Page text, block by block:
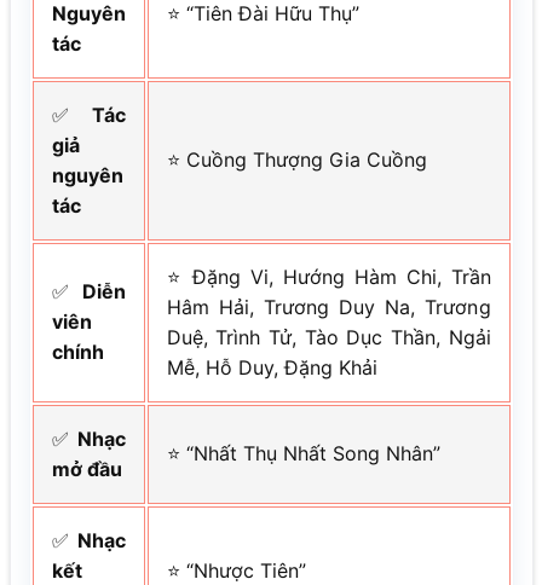
Nguyên
tác
⭐ “Tiên Đài Hữu Thụ”
✅ Tác
giả
nguyên
tác
⭐ Cuồng Thượng Gia Cuồng
✅ Diễn
viên
chính
⭐ Đặng Vi, Hướng Hàm Chi, Trần
Hâm Hải, Trương Duy Na, Trương
Duệ, Trình Tử, Tào Dục Thần, Ngải
Mễ, Hỗ Duy, Đặng Khải
✅ Nhạc
mở đầu
⭐ “Nhất Thụ Nhất Song Nhân”
✅ Nhạc
kết
⭐ “Nhược Tiên”